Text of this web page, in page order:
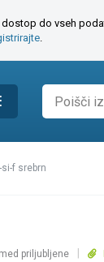
dostop do vseh
si-f srebrn
priljubljene